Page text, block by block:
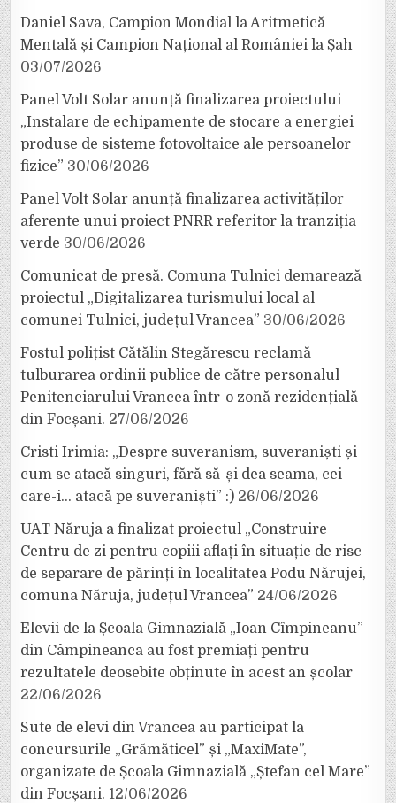
Daniel Sava, Campion Mondial la Aritmetică
Mentală și Campion Național al României la Șah
03/07/2026
Panel Volt Solar anunță finalizarea proiectului
„Instalare de echipamente de stocare a energiei
produse de sisteme fotovoltaice ale persoanelor
fizice” 30/06/2026
Panel Volt Solar anunță finalizarea activităților
aferente unui proiect PNRR referitor la tranziția
verde 30/06/2026
Comunicat de presă. Comuna Tulnici demarează
proiectul „Digitalizarea turismului local al
comunei Tulnici, județul Vrancea” 30/06/2026
Fostul polițist Cătălin Stegărescu reclamă
tulburarea ordinii publice de către personalul
Penitenciarului Vrancea într-o zonă rezidențială
din Focșani. 27/06/2026
Cristi Irimia: „Despre suveranism, suveraniști și
cum se atacă singuri, fără să-și dea seama, cei
care-i… atacă pe suveraniști” :) 26/06/2026
UAT Năruja a finalizat proiectul „Construire
Centru de zi pentru copiii aflați în situație de risc
de separare de părinți în localitatea Podu Nărujei,
comuna Năruja, județul Vrancea” 24/06/2026
Elevii de la Școala Gimnazială „Ioan Cîmpineanu”
din Câmpineanca au fost premiați pentru
rezultatele deosebite obținute în acest an școlar
22/06/2026
Sute de elevi din Vrancea au participat la
concursurile „Grămăticel” și „MaxiMate”,
organizate de Școala Gimnazială „Ștefan cel Mare”
din Focșani. 12/06/2026